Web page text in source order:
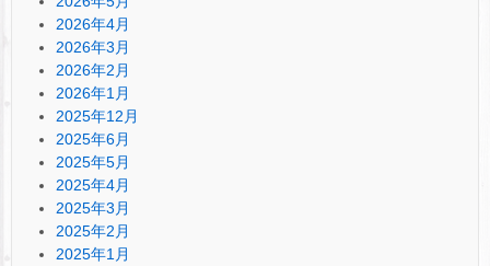
2026年4月
2026年3月
2026年2月
2026年1月
2025年12月
2025年6月
2025年5月
2025年4月
2025年3月
2025年2月
2025年1月